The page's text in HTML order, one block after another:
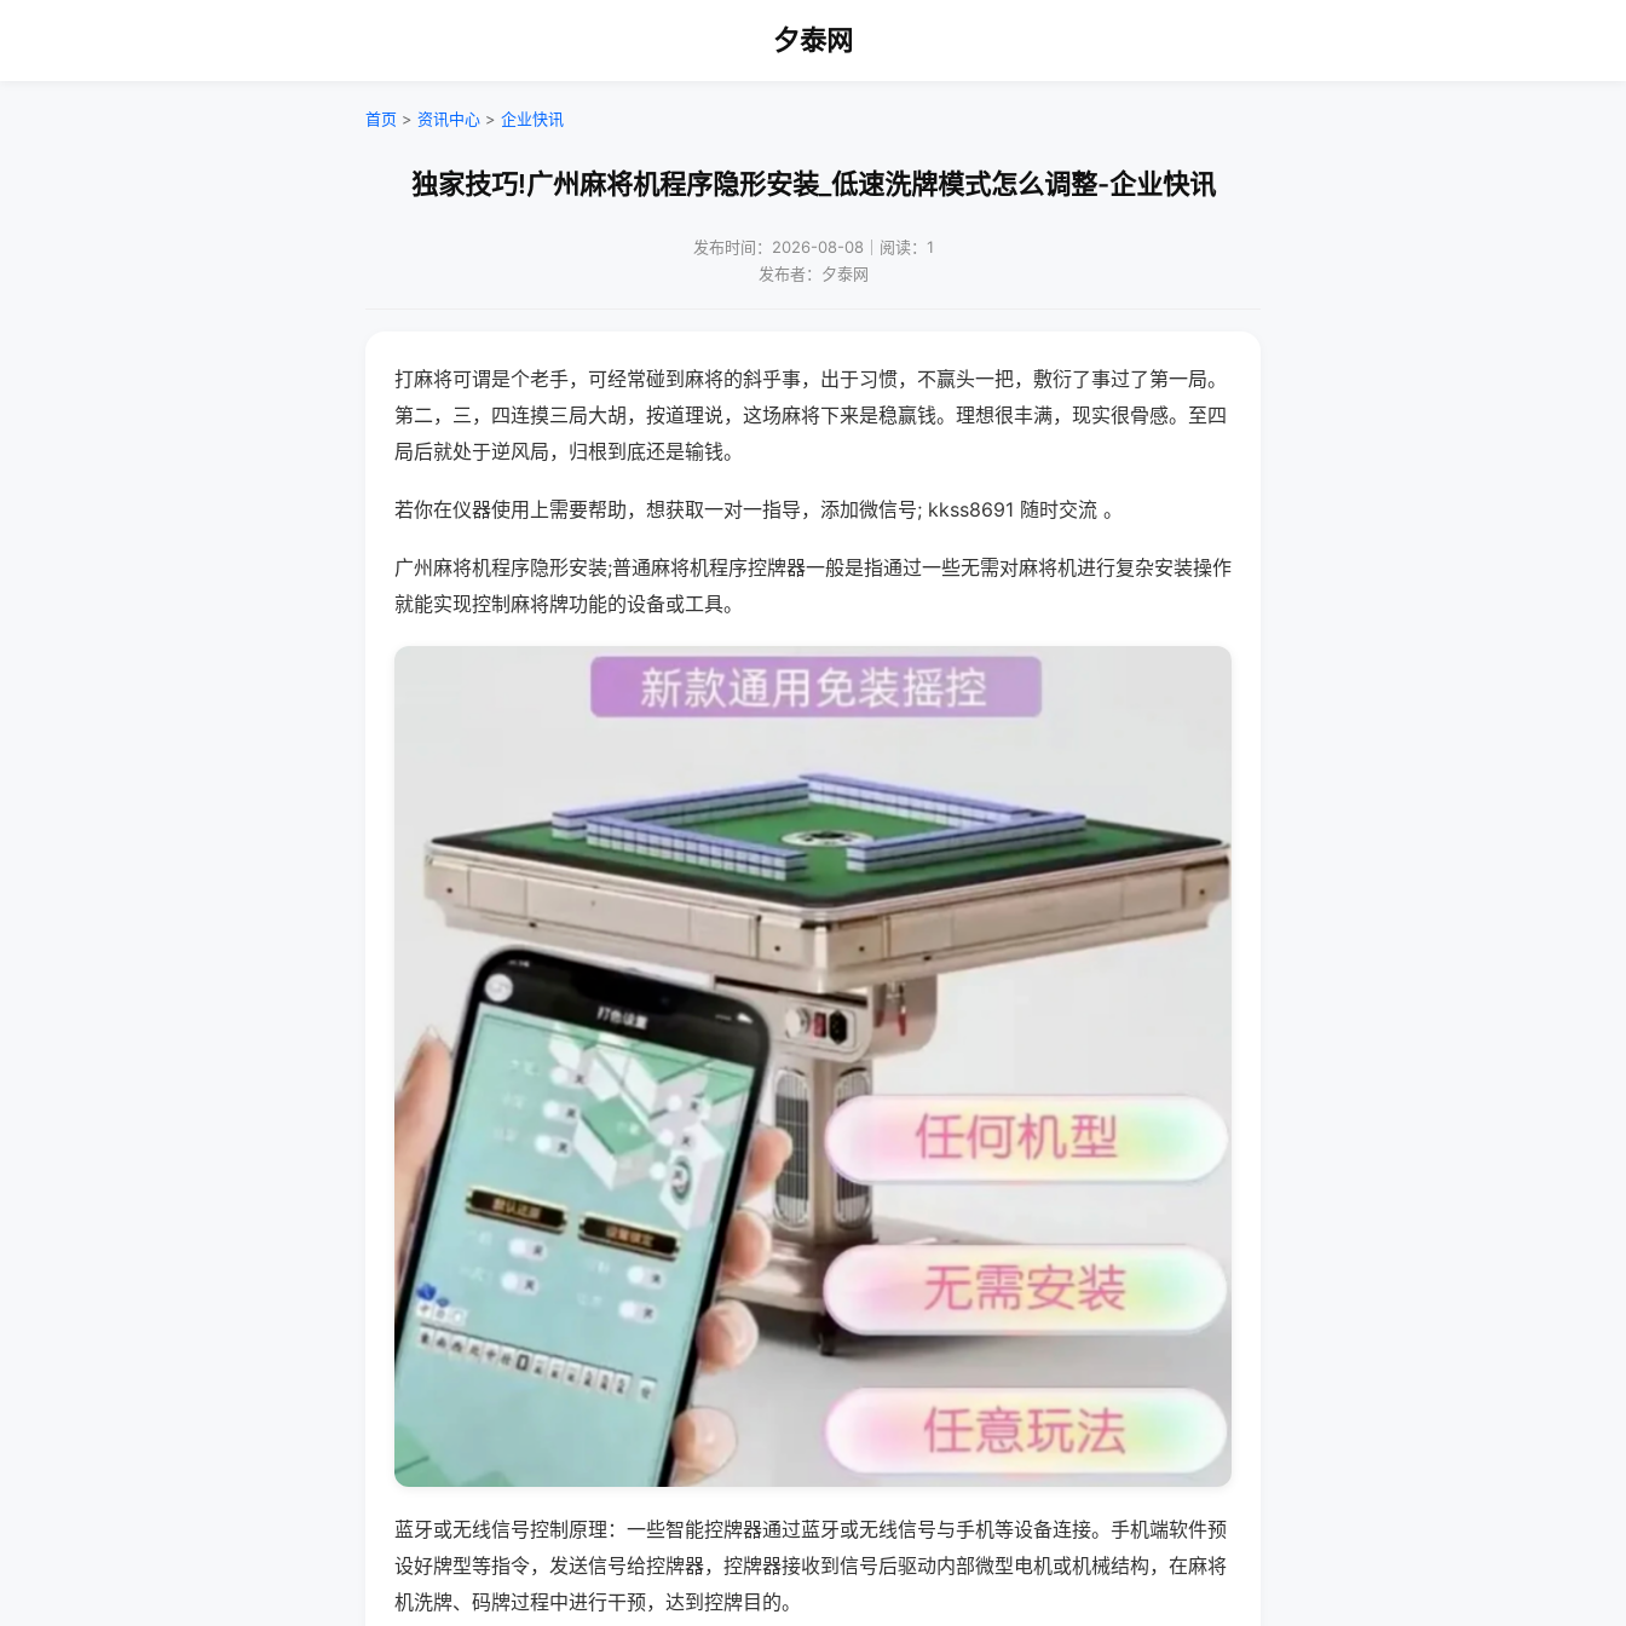
夕泰网
首页 > 资讯中心 > 企业快讯
独家技巧!广州麻将机程序隐形安装_低速洗牌模式怎么调整-企业快讯
发布时间：2026-08-08｜阅读：1
发布者：夕泰网
打麻将可谓是个老手，可经常碰到麻将的斜乎事，出于习惯，不赢头一把，敷衍了事过了第一局。
第二，三，四连摸三局大胡，按道理说，这场麻将下来是稳赢钱。理想很丰满，现实很骨感。至四
局后就处于逆风局，归根到底还是输钱。
若你在仪器使用上需要帮助，想获取一对一指导，添加微信号; kkss8691 随时交流 。
广州麻将机程序隐形安装;普通麻将机程序控牌器一般是指通过一些无需对麻将机进行复杂安装操作
就能实现控制麻将牌功能的设备或工具。
蓝牙或无线信号控制原理：一些智能控牌器通过蓝牙或无线信号与手机等设备连接。手机端软件预
设好牌型等指令，发送信号给控牌器，控牌器接收到信号后驱动内部微型电机或机械结构，在麻将
机洗牌、码牌过程中进行干预，达到控牌目的。